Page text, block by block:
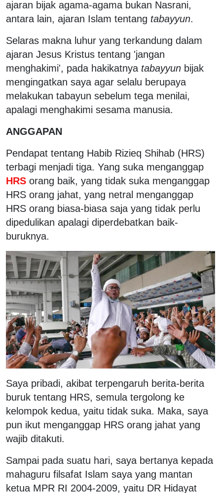
ajaran bijak agama-agama bukan Nasrani,
antara lain, ajaran Islam tentang tabayyun.
Selaras makna luhur yang terkandung dalam
ajaran Jesus Kristus tentang 'jangan
menghakimi', pada hakikatnya tabayyun bijak
mengingatkan saya agar selalu berupaya
melakukan tabayun sebelum tega menilai,
apalagi menghakimi sesama manusia.
ANGGAPAN
Pendapat tentang Habib Rizieq Shihab (HRS)
terbagi menjadi tiga. Yang suka menganggap
HRS orang baik, yang tidak suka menganggap
HRS orang jahat, yang netral menganggap
HRS orang biasa-biasa saja yang tidak perlu
dipedulikan apalagi diperdebatkan baik-
buruknya.
Saya pribadi, akibat terpengaruh berita-berita
buruk tentang HRS, semula tergolong ke
kelompok kedua, yaitu tidak suka. Maka, saya
pun ikut menganggap HRS orang jahat yang
wajib ditakuti.
Sampai pada suatu hari, saya bertanya kepada
mahaguru filsafat Islam saya yang mantan
ketua MPR RI 2004-2009, yaitu DR Hidayat